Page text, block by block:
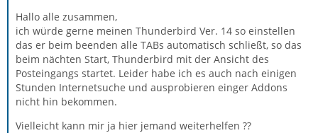
Hallo alle zusammen,
ich würde gerne meinen Thunderbird Ver. 14 so einstellen
das er beim beenden alle TABs automatisch schließt, so das
beim nächten Start, Thunderbird mit der Ansicht des
Posteingangs startet. Leider habe ich es auch nach einigen
Stunden Internetsuche und ausprobieren einger Addons
nicht hin bekommen.
Vielleicht kann mir ja hier jemand weiterhelfen ??